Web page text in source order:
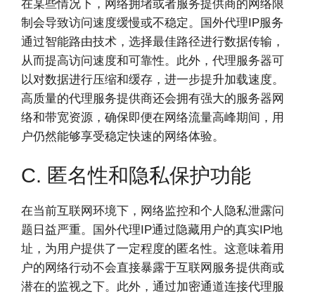
在某些情况下，网络拥堵或者服务提供商的网络限
制会导致访问速度缓慢或不稳定。国外代理IP服务
通过智能路由技术，选择最佳路径进行数据传输，
从而提高访问速度和可靠性。此外，代理服务器可
以对数据进行压缩和缓存，进一步提升加载速度。
高质量的代理服务提供商还会拥有强大的服务器网
络和带宽资源，确保即便在网络流量高峰期间，用
户仍然能够享受稳定快速的网络体验。
C. 匿名性和隐私保护功能
在当前互联网环境下，网络监控和个人隐私泄露问
题日益严重。国外代理IP通过隐藏用户的真实IP地
址，为用户提供了一定程度的匿名性。这意味着用
户的网络行动不会直接暴露于互联网服务提供商或
潜在的监视之下。此外，通过加密通道连接代理服